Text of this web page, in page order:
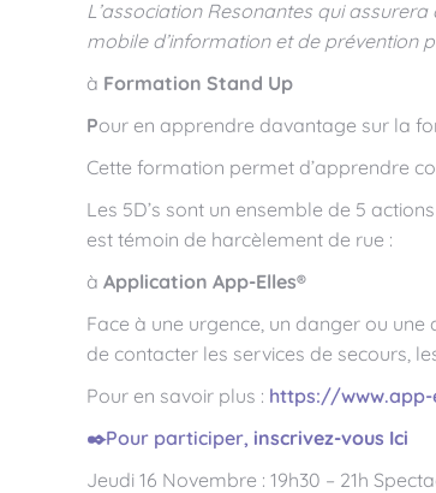
L’association Resonantes qui
mobile d’information et de prévention
à Formation Stand Up
Pour en apprendre davantage sur la
Cette formation permet d’apprendre
Les 5D’s sont un ensemble de 5
est témoin de harcèlement de rue :
à Application App-Elles®
Face à une urgence, un danger ou
de contacter les services de secours,
Pour en savoir plus : https://
✒️Pour participer, inscrivez-vous Ici
Jeudi 16 Novembre : 19h30 – 21h